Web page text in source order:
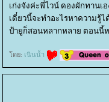
เก่งจังค่ะพี่ไวน์ ดองผักทานเ
เดี๋ยวนี้จะทำอะไรหาความรู้
ป้ายูก็สอนหลากหลาย ตอนนี้
ดย: เนินน้ำ